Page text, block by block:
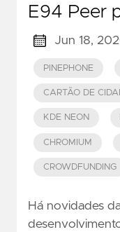
E94 Peer
Jun 18,
PINEPHONE
CARTÃO DE
KDE NEON
CHROMIUM
CROWDFUNDING
Há novidades